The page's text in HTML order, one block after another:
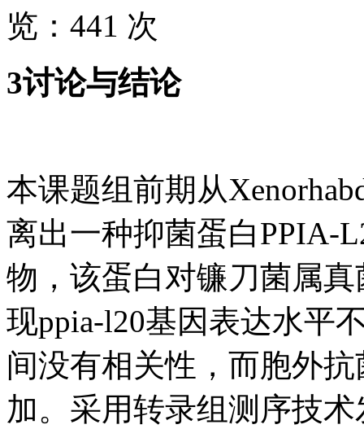
览： 441 次
3讨论与结论
本课题组前期从
离出一种抑菌蛋白PPIA-
物，该蛋白对镰刀菌属
现ppia-l20基因表达水平
间没有相关性，而胞外
加。采用转录组测序技